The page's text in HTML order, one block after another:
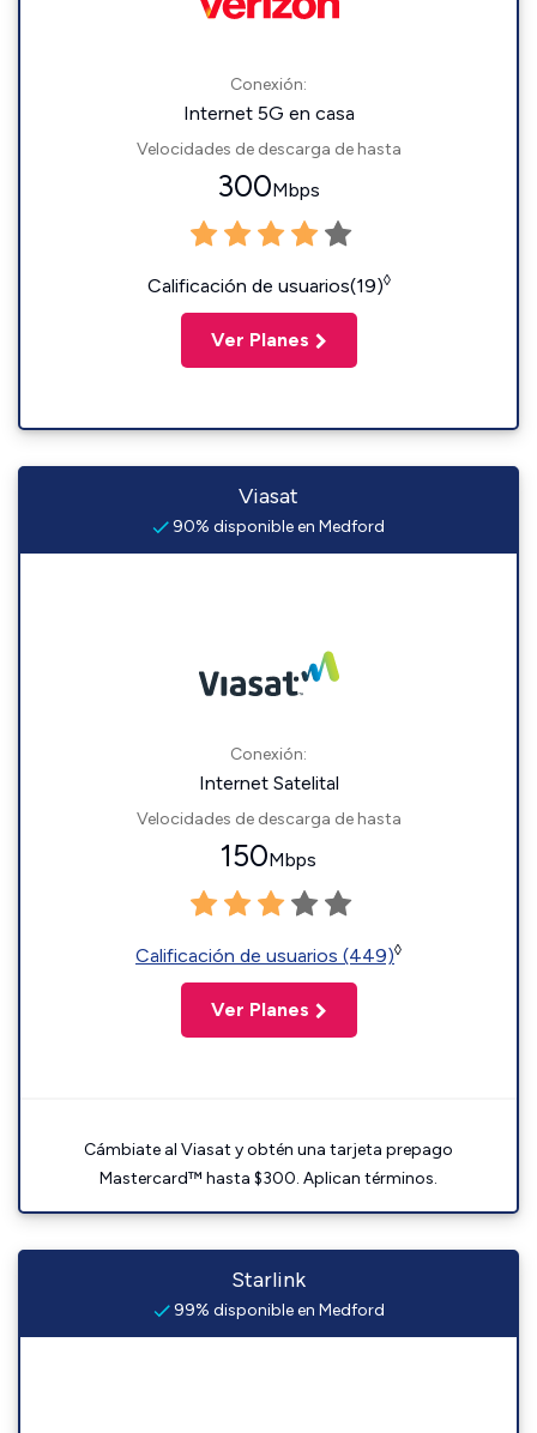
Conexión:
Internet 5G en casa
Velocidades de descarga de hasta
300Mbps
Calificación de usuarios(19)◊
Ver Planes
Viasat
90% disponible en Medford
Conexión:
Internet Satelital
Velocidades de descarga de hasta
150Mbps
Calificación de usuarios (449)◊
Ver Planes
Cámbiate al Viasat y obtén una tarjeta prepago
Mastercard™ hasta $300. Aplican términos.
Starlink
99% disponible en Medford